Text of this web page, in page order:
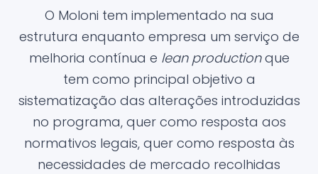
O Moloni tem implementado na sua
estrutura enquanto empresa um serviço de
melhoria contínua e lean productionque
tem como principal objetivo a
sistematização das alterações introduzidas
no programa, quer como resposta aos
normativos legais, quer como resposta às
necessidades de mercado recolhidas